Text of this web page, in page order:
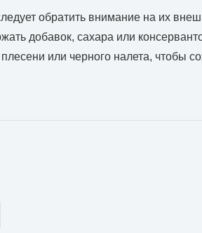
обратить внимание на их
добавок, сахара или
или черного налета, чтобы